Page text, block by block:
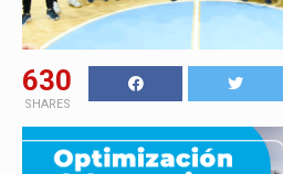
630
SHARES